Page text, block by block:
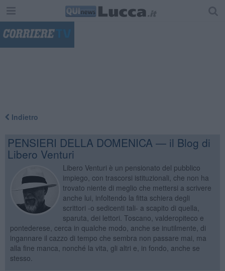
Indietro
PENSIERI DELLA DOMENICA — il Blog di
Libero Venturi
Libero Venturi è un pensionato del pubblico
impiego, con trascorsi istituzionali, che non ha
trovato niente di meglio che mettersi a scrivere
anche lui, infoltendo la fitta schiera degli
scrittori -o sedicenti tali- a scapito di quella,
sparuta, dei lettori. Toscano, valderopiteco e
pontederese, cerca in qualche modo, anche se inutilmente, di
ingannare il cazzo di tempo che sembra non passare mai, ma
alla fine manca, nonché la vita, gli altri e, in fondo, anche se
stesso.